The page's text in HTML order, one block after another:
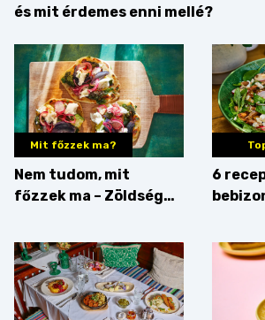
és mit érdemes enni mellé?
Mit főzzek ma?
Nem tudom, mit
főzzek ma – Zöldség
6